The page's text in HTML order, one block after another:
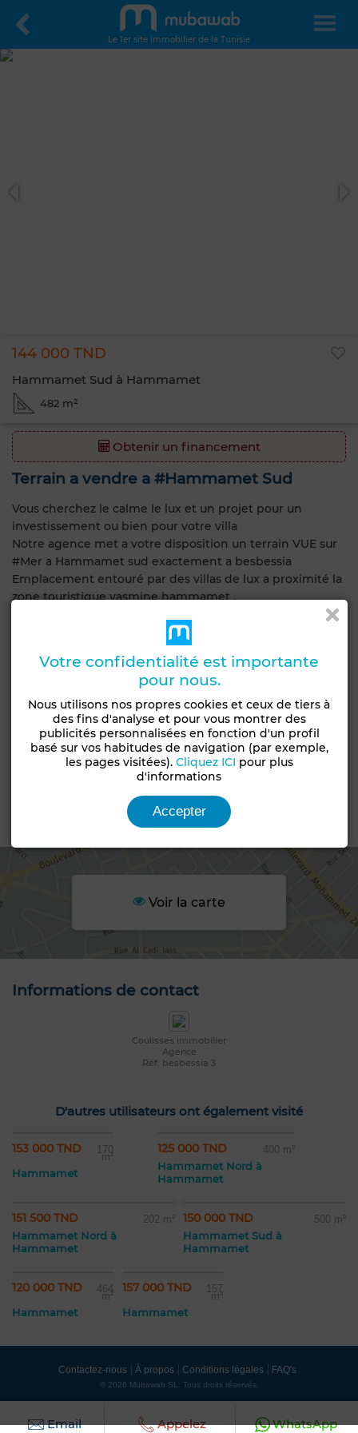
Le 1er site immobilier de la Tunisie
144 000 TND
Hammamet Sud à Hammamet
482 m²
Obtenir un financement
Terrain a vendre a #Hammamet Sud
Vous cherchez le calme le lux et un projet pour un
investissement ou bien pour votre villa
Notre agence met a votre disposition un terrain VUE sur
#Mer a Hammamet sud exactement a besbessia
Emplacement entouré par des villas de lux a proximité la
zone touristique yasmine hammamet .
Caractéristiques générales
Type de terrain
Lots de villa
Constructibilité
R+3
Livraison
Titré
Statut du terrain
Voir la carte
Informations de contact
Coulisses immobilier
Agence
Réf: besbessia 3
D'autres utilisateurs ont également visité
153 000 TND 170
m²
Hammamet
125 000 TND 400 m²
Hammamet Nord à
Hammamet
151 500 TND 202 m²
Hammamet Nord à
Hammamet
150 000 TND 500 m²
Hammamet Sud à
Hammamet
120 000 TND 464
m²
Hammamet
157 000 TND 157
m²
Hammamet
Email Appelez WhatsApp
Contactez-nous À propos Conditions légales FAQ's
© 2026 Mubawab SL. Tous droits réservés.
Votre confidentialité est importante
pour nous.
Nous utilisons nos propres cookies et ceux de tiers à
des fins d'analyse et pour vous montrer des
publicités personnalisées en fonction d'un profil
basé sur vos habitudes de navigation (par exemple,
les pages visitées). Cliquez ICI pour plus
d'informations
Accepter